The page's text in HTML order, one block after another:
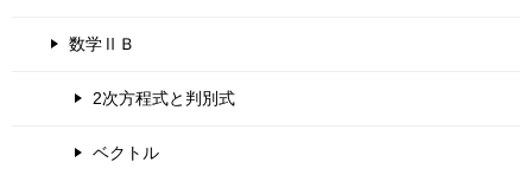
数学ⅡＢ
2次方程式と判別式
ベクトル